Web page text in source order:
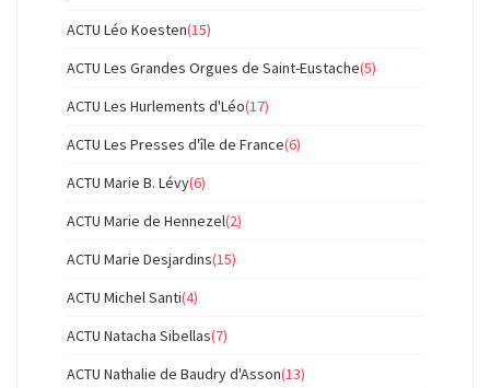
ACTU Léo Koesten(15)
ACTU Les Grandes Orgues de Saint-Eustache(5)
ACTU Les Hurlements d'Léo(17)
ACTU Les Presses d'île de France(6)
ACTU Marie B. Lévy(6)
ACTU Marie de Hennezel(2)
ACTU Marie Desjardins(15)
ACTU Michel Santi(4)
ACTU Natacha Sibellas(7)
ACTU Nathalie de Baudry d'Asson(13)